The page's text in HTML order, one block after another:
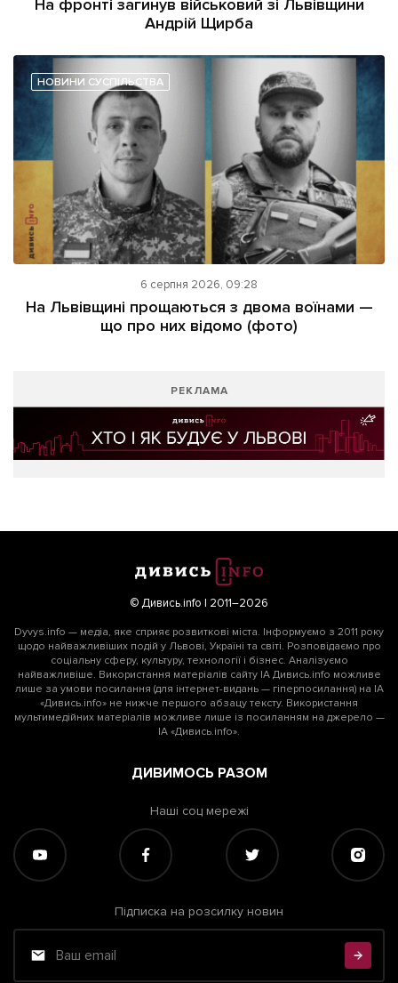
На фронті загинув військовий зі Львівщини
Андрій Щирба
НОВИНИ СУСПІЛЬСТВА
6 серпня 2026, 09:28
На Львівщині прощаються з двома воїнами —
що про них відомо (фото)
РЕКЛАМА
© Дивись.info | 2011–2026
Dyvys.info — медіа, яке сприяє розвиткові міста. Інформуємо з 2011 року
щодо найважливіших подій у Львові, Україні та світі. Розповідаємо про
соціальну сферу, культуру, технології і бізнес. Аналізуємо
найважливіше. Використання матеріалів сайту ІА Дивись.info можливе
лише за умови посилання (для інтернет-видань — гіперпосилання) на ІА
«Дивись.info» не нижче першого абзацу тексту. Використання
мультимедійних матеріалів можливе лише із посиланням на джерело —
ІА «Дивись.info».
ДИВИМОСЬ РАЗОМ
Наші соц мережі
Підписка на розсилку новин